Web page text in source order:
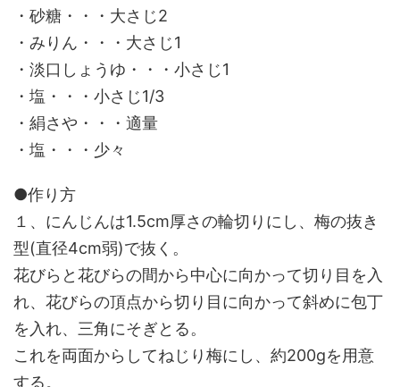
・砂糖・・・大さじ2
・みりん・・・大さじ1
・淡口しょうゆ・・・小さじ1
・塩・・・小さじ1/3
・絹さや・・・適量
・塩・・・少々
●作り方
１、にんじんは1.5cm厚さの輪切りにし、梅の抜き
型(直径4cm弱)で抜く。
花びらと花びらの間から中心に向かって切り目を入
れ、花びらの頂点から切り目に向かって斜めに包丁
を入れ、三角にそぎとる。
これを両面からしてねじり梅にし、約200gを用意
する。